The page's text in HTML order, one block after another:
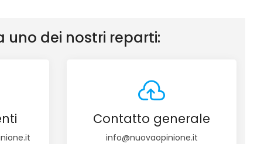
uno dei nostri reparti:
Contatto generale
info@nuovaopinione.it